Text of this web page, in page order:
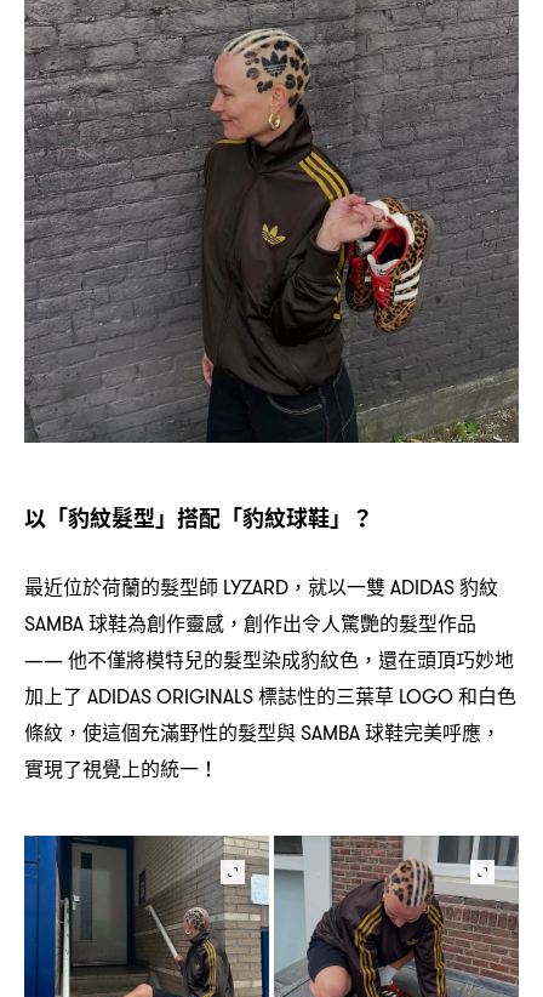
以「豹紋髮型」搭配「豹紋球鞋」 ？
最近位於荷蘭的髮型師 LYZARD， 就以一雙 ADIDAS豹紋
SAMBA球鞋為創作靈感 ， 創作出令人驚艷的髮型作品
——他不僅將模特兒的髮型染成豹紋色 ， 還在頭頂巧妙地
加上了 ADIDAS ORIGINALS標誌性的三葉草 LOGO和白色
條紋 ， 使這個充滿野性的髮型與SAMBA球鞋完美呼應 ，
實現了視覺上的統一 ！